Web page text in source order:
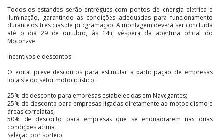
Todos os estandes serão entregues com pontos de energia elétrica e
iluminação, garantindo as condições adequadas para funcionamento
durante os três dias de programação. A montagem deverá ser concluída
até o dia 29 de outubro, às 14h, véspera da abertura oficial do
Motonave.
Incentivos e descontos
O edital prevê descontos para estimular a participação de empresas
locais e do setor motociclístico:
25% de desconto para empresas estabelecidas em Navegantes;
25% de desconto para empresas ligadas diretamente ao motociclismo e
áreas correlatas;
50% de desconto para empresas que se enquadrarem nas duas
condições acima.
Seleção por sorteio